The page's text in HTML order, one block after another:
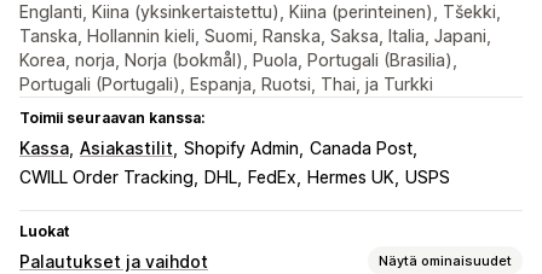
Englanti, Kiina (yksinkertaistettu), Kiina (perinteinen), Tšekki,
Tanska, Hollannin kieli, Suomi, Ranska, Saksa, Italia, Japani,
Korea, norja, Norja (bokmål), Puola, Portugali (Brasilia),
Portugali (Portugali), Espanja, Ruotsi, Thai, ja Turkki
Toimii seuraavan kanssa:
Kassa Asiakastilit Shopify Admin Canada Post
CWILL Order Tracking
DHL FedEx Hermes UK USPS
Luokat
Palautukset ja vaihdot Näytä ominaisuudet